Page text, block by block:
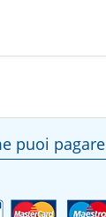
puoi pagare